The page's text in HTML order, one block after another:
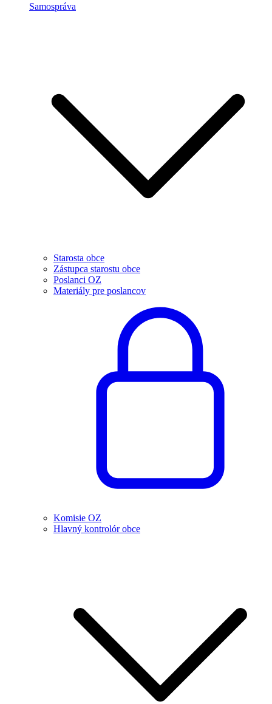
Samospráva
Starosta obce
Zástupca starostu obce
Poslanci OZ
Materiály pre poslancov
Komisie OZ
Hlavný kontrolór obce